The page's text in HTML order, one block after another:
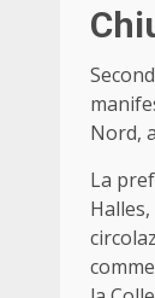
Nord,
La